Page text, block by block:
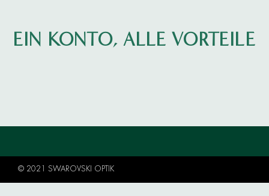
EIN KONTO, ALLE VORTEILE
© 2021 SWAROVSKI OPTIK